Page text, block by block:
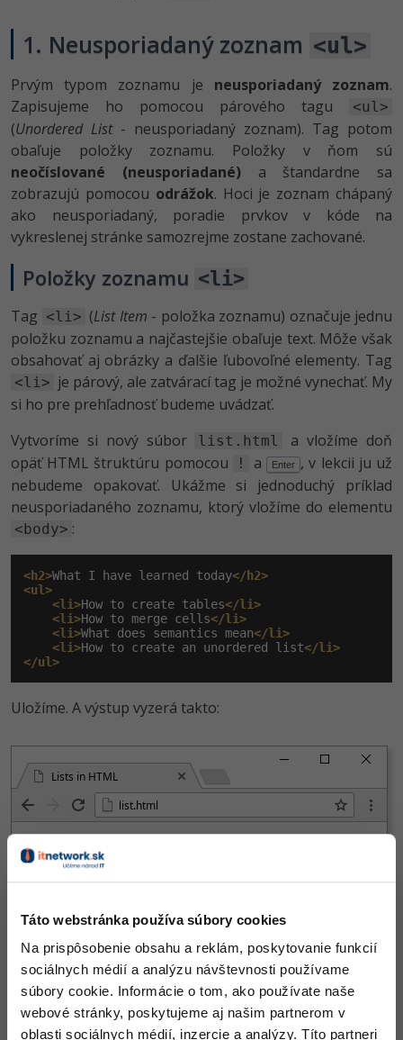
Táto webstránka používa súbory cookies
Na prispôsobenie obsahu a reklám, poskytovanie funkcií
sociálnych médií a analýzu návštevnosti používame
súbory cookie. Informácie o tom, ako používate naše
webové stránky, poskytujeme aj našim partnerom v
oblasti sociálnych médií, inzercie a analýzy. Títo partneri
1. Neusporiadaný zoznam <ul>
Prvým typom zoznamu je neusporiadaný zoznam.
Zapisujeme ho pomocou párového tagu
<ul>
(Unordered List- neusporiadaný zoznam). Tag potom
obaľuje položky zoznamu. Položky v ňom sú
neočíslované (neusporiadané)a štandardne sa
zobrazujú pomocou odrážok. Hoci je zoznam chápaný
ako neusporiadaný, poradie prvkov v kóde na
vykreslenej stránke samozrejme zostane zachované.
Položky zoznamu <li>
Tag <li> (List Item - položka zoznamu) označuje jednu
položku zoznamu a najčastejšie obaľuje text. Môže však
obsahovať aj obrázky a ďalšie ľubovoľné elementy. Tag
<li> je párový, ale zatvárací tag je možné vynechať. My
si ho pre prehľadnosť budeme uvádzať.
Vytvoríme si nový súbor
list.html
a vložíme doň
opäť HTML štruktúru pomocou
! a Enter , v lekcii ju už
nebudeme opakovať. Ukážme si jednoduchý príklad
neusporiadaného zoznamu, ktorý vložíme do elementu
<body> :
<h2>What I have learned today</h2>
<ul>
<li>How to create tables</li>
<li>How to merge cells</li>
<li>What does semantics mean</li>
<li>How to create an unordered list</li>
</ul>
Uložíme. A výstup vyzerá takto:
Lists in HTML
list.html
Pomocou <ul> sa často rieši navigačné menu, počas
kurzu si to ukážeme.